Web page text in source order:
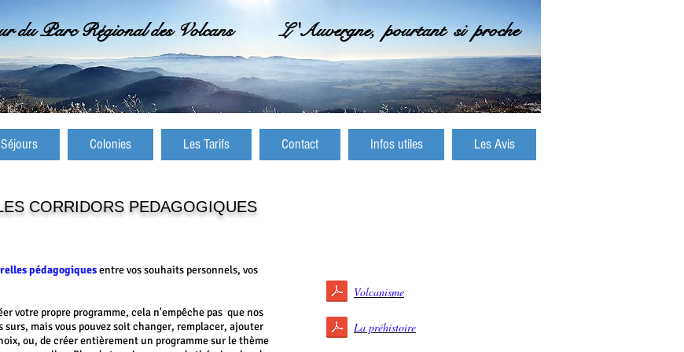
du Parc Régional des Volcans L 'Auvergne, pourtant si proche
Colonies Les Tarifs Contact Infos utiles Les Avis
CORRIDORS PEDAGOGIQUES
pédagogiquesentre vos souhaits personnels, vos
votre propre programme, cela n'empêche pas que nos
surs, mais vous pouvez soit changer, remplacer, ajouter
ou, de créer entièrement un programme sur le thème
Volcanisme
La préhistoire